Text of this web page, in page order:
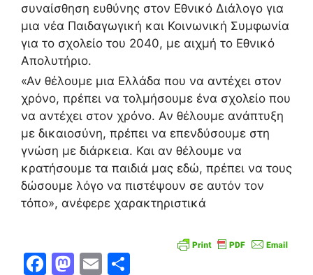
συναίσθηση ευθύνης στον Εθνικό Διάλογο για
μια νέα Παιδαγωγική και Κοινωνική Συμφωνία
για το σχολείο του 2040, με αιχμή το Εθνικό
Απολυτήριο.
«Αν θέλουμε μια Ελλάδα που να αντέχει στον
χρόνο, πρέπει να τολμήσουμε ένα σχολείο που
να αντέχει στον χρόνο. Αν θέλουμε ανάπτυξη
με δικαιοσύνη, πρέπει να επενδύσουμε στη
γνώση με διάρκεια. Και αν θέλουμε να
κρατήσουμε τα παιδιά μας εδώ, πρέπει να τους
δώσουμε λόγο να πιστέψουν σε αυτόν τον
τόπο», ανέφερε χαρακτηριστικά
F
M E